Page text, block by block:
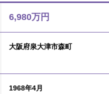
6,980万円
大阪府泉大津市森町
1968年4月